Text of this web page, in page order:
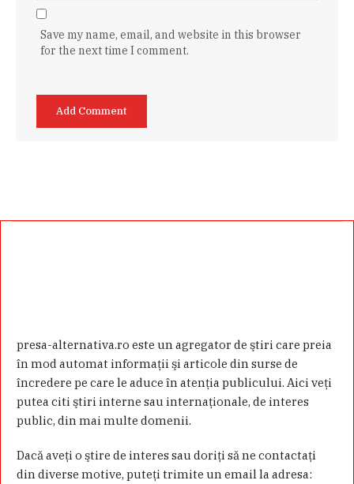
Save my name, email, and website in this browser
for the next time I comment.
presa-alternativa.ro este un agregator de ştiri care preia
în mod automat informaţii şi articole din surse de
încredere pe care le aduce în atenţia publicului. Aici veţi
putea citi ştiri interne sau internaţionale, de interes
public, din mai multe domenii.
Dacă aveţi o ştire de interes sau doriţi să ne contactaţi
din diverse motive, puteţi trimite un email la adresa: